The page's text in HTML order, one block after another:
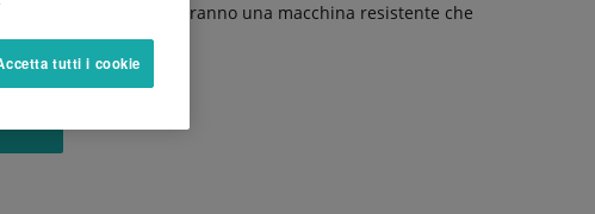
i componenti vi offriranno una macchina resistente che
tutti i cookie